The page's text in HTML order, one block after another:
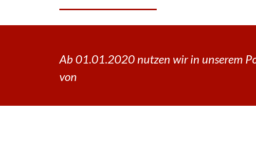
Ab 01.01.2020 nutzen wir in unserem
von